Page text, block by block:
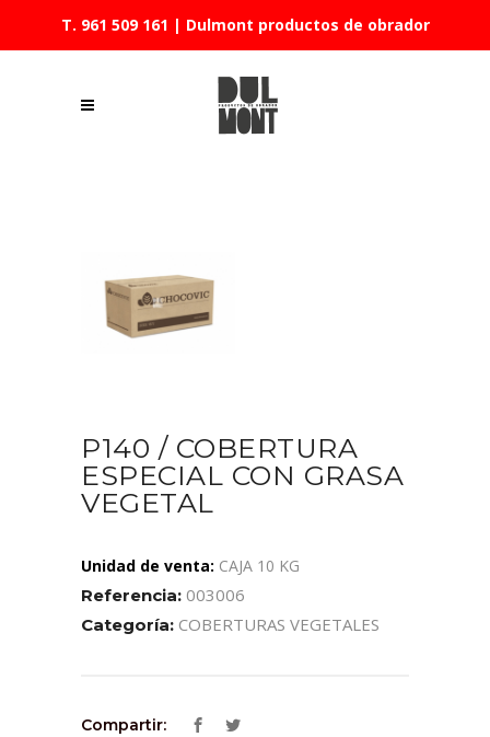
T. 961 509 161 | Dulmont productos de obrador
P140 / COBERTURA
ESPECIAL CON GRASA
VEGETAL
Unidad de venta: CAJA 10 KG
Referencia: 003006
Categoría: COBERTURAS VEGETALES
Compartir: